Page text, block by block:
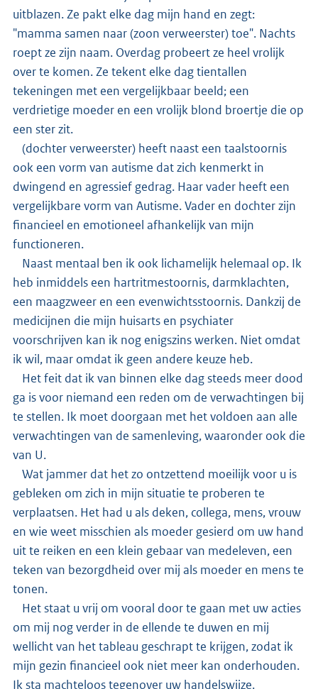
uitblazen. Ze pakt elke dag mijn hand en zegt:
"mamma samen naar (zoon verweerster) toe". Nachts
roept ze zijn naam. Overdag probeert ze heel vrolijk
over te komen. Ze tekent elke dag tientallen
tekeningen met een vergelijkbaar beeld; een
verdrietige moeder en een vrolijk blond broertje die op
een ster zit.
(dochter verweerster) heeft naast een taalstoornis
ook een vorm van autisme dat zich kenmerkt in
dwingend en agressief gedrag. Haar vader heeft een
vergelijkbare vorm van Autisme. Vader en dochter zijn
financieel en emotioneel afhankelijk van mijn
functioneren.
Naast mentaal ben ik ook lichamelijk helemaal op. Ik
heb inmiddels een hartritmestoornis, darmklachten,
een maagzweer en een evenwichtsstoornis. Dankzij de
medicijnen die mijn huisarts en psychiater
voorschrijven kan ik nog enigszins werken. Niet omdat
ik wil, maar omdat ik geen andere keuze heb.
Het feit dat ik van binnen elke dag steeds meer dood
ga is voor niemand een reden om de verwachtingen bij
te stellen. Ik moet doorgaan met het voldoen aan alle
verwachtingen van de samenleving, waaronder ook die
van U.
Wat jammer dat het zo ontzettend moeilijk voor u is
gebleken om zich in mijn situatie te proberen te
verplaatsen. Het had u als deken, collega, mens, vrouw
en wie weet misschien als moeder gesierd om uw hand
uit te reiken en een klein gebaar van medeleven, een
teken van bezorgdheid over mij als moeder en mens te
tonen.
Het staat u vrij om vooral door te gaan met uw acties
om mij nog verder in de ellende te duwen en mij
wellicht van het tableau geschrapt te krijgen, zodat ik
mijn gezin financieel ook niet meer kan onderhouden.
Ik sta machteloos tegenover uw handelswijze.